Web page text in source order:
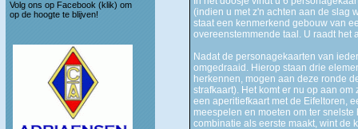
Volg ons op Facebook (klik) om
op de hoogte te blijven!
(indien u met z'n achten aan de slag
staat een kenmerkend gebouw van
overeenstemmende taal. U raadt het
Nadat de personagekaarten van
omgedraaid. Hierop staan drie
herkennen, mogen aan deze ronde
strafkaart). Het komt er nu op aan
een aperitiefkaart met de Eifeltoren,
meespelen en moeten om ter
combinatie als eerste maakt, wint de